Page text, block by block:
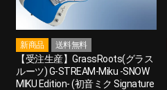
新商品 送料無料
【受注生産】GrassRoots(グラス
ルーツ) G-STREAM-Miku -SNOW
MIKU Edition- (初音ミク Signature